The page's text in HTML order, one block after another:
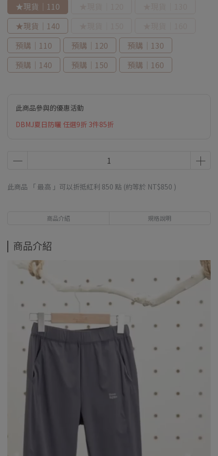
★現貨｜110
★現貨｜140
預購｜110
預購｜120
預購｜130
預購｜140
預購｜150 預購｜160
此商品參與的優惠活動
DBMJ夏日防曬 任選9折 3件85折
此商品 「 最高 」可以折抵紅利 850 點 (約等於 NT$850 )
商品介紹 規格說明
商品介紹